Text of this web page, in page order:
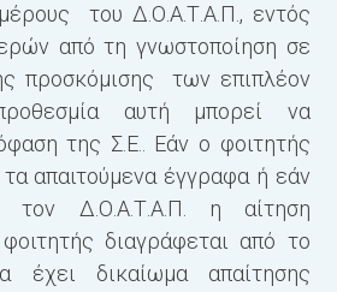
του Δ.Ο.Α.Τ.Α.Π., εντός
από τη γνωστοποίηση σε
προσκόμισης των επιπλέον
αυτή μπορεί να
της Σ.Ε.. Εάν ο φοιτητής
απαιτούμενα έγγραφα ή εάν
τον Δ.Ο.Α.Τ.Α.Π. η αίτηση
διαγράφεται από το
έχει δικαίωμα απαίτησης